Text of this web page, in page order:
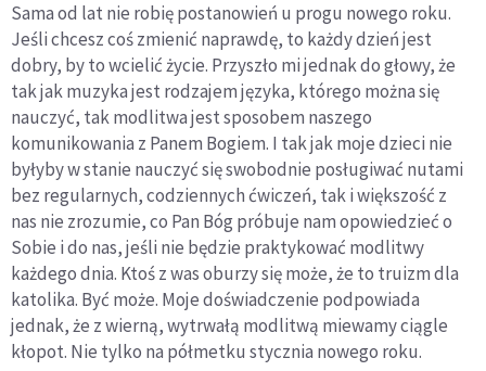
Sama od lat nie robię postanowień u progu nowego roku.
Jeśli chcesz coś zmienić naprawdę, to każdy dzień jest
dobry, by to wcielić życie. Przyszło mi jednak do głowy, że
tak jak muzyka jest rodzajem języka, którego można się
nauczyć, tak modlitwa jest sposobem naszego
komunikowania z Panem Bogiem. I tak jak moje dzieci nie
byłyby w stanie nauczyć się swobodnie posługiwać nutami
bez regularnych, codziennych ćwiczeń, tak i większość z
nas nie zrozumie, co Pan Bóg próbuje nam opowiedzieć o
Sobie i do nas, jeśli nie będzie praktykować modlitwy
każdego dnia. Ktoś z was oburzy się może, że to truizm dla
katolika. Być może. Moje doświadczenie podpowiada
jednak, że z wierną, wytrwałą modlitwą miewamy ciągle
kłopot. Nie tylko na półmetku stycznia nowego roku.